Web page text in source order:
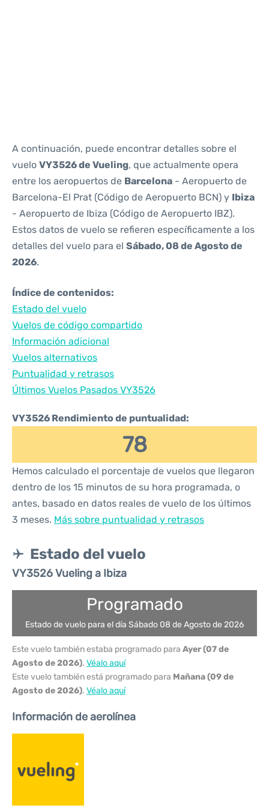
A continuación, puede encontrar detalles sobre el
vuelo VY3526 de Vueling, que actualmente opera
entre los aeropuertos de Barcelona - Aeropuerto de
Barcelona-El Prat (Código de Aeropuerto BCN) y Ibiza
- Aeropuerto de Ibiza (Código de Aeropuerto IBZ).
Estos datos de vuelo se refieren específicamente a los
detalles del vuelo para el Sábado, 08 de Agosto de
2026.
Índice de contenidos:
Estado del vuelo
Vuelos de código compartido
Información adicional
Vuelos alternativos
Puntualidad y retrasos
Últimos Vuelos Pasados VY3526
VY3526 Rendimiento de puntualidad:
78
Hemos calculado el porcentaje de vuelos que llegaron
dentro de los 15 minutos de su hora programada, o
antes, basado en datos reales de vuelo de los últimos
3 meses. Más sobre puntualidad y retrasos
Estado del vuelo
VY3526 Vueling a Ibiza
Programado
Estado de vuelo para el día Sábado 08 de Agosto de 2026
Este vuelo también estaba programado para Ayer (07 de
Agosto de 2026). Véalo aquí
Este vuelo también está programado para Mañana (09 de
Agosto de 2026). Véalo aquí
Información de aerolínea